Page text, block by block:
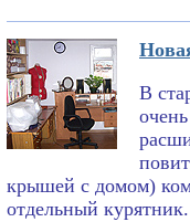
В
крышей с домом)
отдельный курятник.